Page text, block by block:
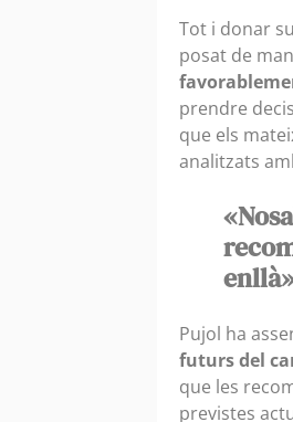
Tot i donar
posat de
prendre
que els
analitzats
Pujol ha
futurs del
que les
previstes